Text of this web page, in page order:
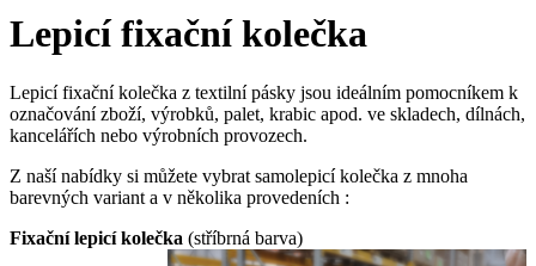
Lepicí fixační kolečka
Lepicí fixační kolečka z textilní pásky jsou ideálním pomocníkem k
označování zboží, výrobků, palet, krabic apod. ve skladech, dílnách,
kancelářích nebo výrobních provozech.
Z naší nabídky si můžete vybrat samolepicí kolečka z mnoha
barevných variant a v několika provedeních :
Fixační lepicí kolečka (stříbrná barva)